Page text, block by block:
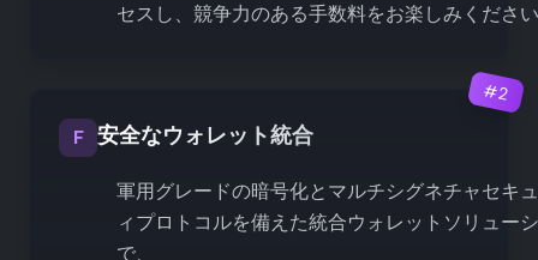
セスし、競争力のある手数料をお楽しみくださ
#2
F 安全なウォレット統合
軍用グレードの暗号化とマルチシグネチャセキ
ィプロトコルを備えた統合ウォレットソリュー
で、